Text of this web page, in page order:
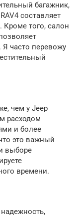
багажник,
составляет
Кроме того, салон
Я часто перевожу
чем у Jeep
расходом
и более
это важный
выборе
времени.